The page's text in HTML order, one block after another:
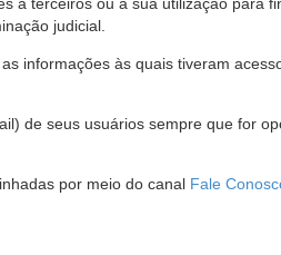
judicial.
informações às quais tiveram
de seus usuários sempre que for
por meio do canal Fale